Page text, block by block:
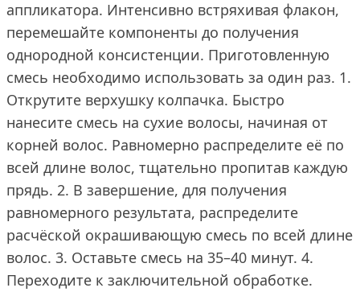
аппликатора. Интенсивно встряхивая флакон,
перемешайте компоненты до получения
однородной консистенции. Приготовленную
смесь необходимо использовать за один раз. 1.
Открутите верхушку колпачка. Быстро
нанесите смесь на сухие волосы, начиная от
корней волос. Равномерно распределите её по
всей длине волос, тщательно пропитав каждую
прядь. 2. В завершение, для получения
равномерного результата, распределите
расчёской окрашивающую смесь по всей длине
волос. 3. Оставьте смесь на 35–40 минут. 4.
Переходите к заключительной обработке.